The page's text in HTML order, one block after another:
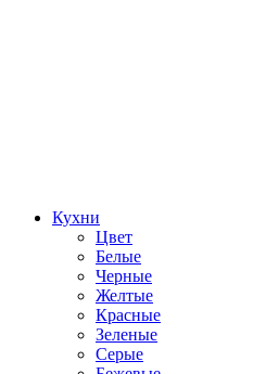
Кухни
Цвет
Белые
Черные
Желтые
Красные
Зеленые
Серые